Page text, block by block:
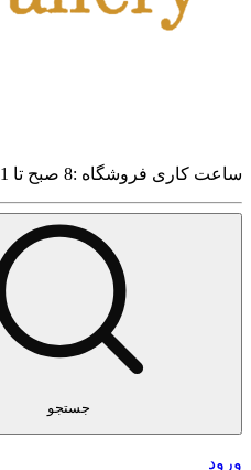
ساعت کاری فروشگاه :8 صبح تا 21
جستجو
ورود